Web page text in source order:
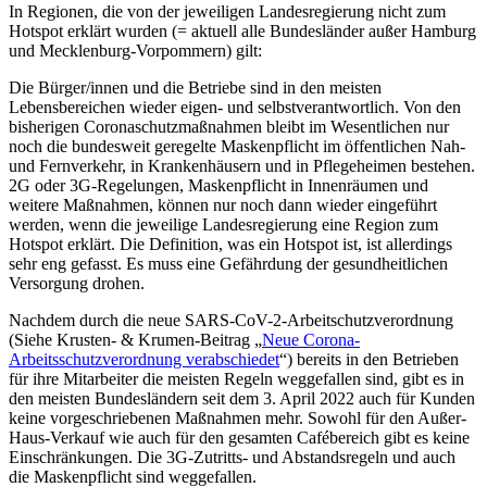
In Regionen, die von der jeweiligen Landesregierung nicht zum
Hotspot erklärt wurden (= aktuell alle Bundesländer außer Hamburg
und Mecklenburg-Vorpommern) gilt:
Die Bürger/innen und die Betriebe sind in den meisten
Lebensbereichen wieder eigen- und selbstverantwortlich. Von den
bisherigen Coronaschutzmaßnahmen bleibt im Wesentlichen nur
noch die bundesweit geregelte Maskenpflicht im öffentlichen Nah-
und Fernverkehr, in Krankenhäusern und in Pflegeheimen bestehen.
2G oder 3G-Regelungen, Maskenpflicht in Innenräumen und
weitere Maßnahmen, können nur noch dann wieder eingeführt
werden, wenn die jeweilige Landesregierung eine Region zum
Hotspot erklärt. Die Definition, was ein Hotspot ist, ist allerdings
sehr eng gefasst. Es muss eine Gefährdung der gesundheitlichen
Versorgung drohen.
Nachdem durch die neue SARS-CoV-2-Arbeitschutzverordnung
(Siehe Krusten- & Krumen-Beitrag „Neue Corona-
Arbeitsschutzverordnung verabschiedet“) bereits in den Betrieben
für ihre Mitarbeiter die meisten Regeln weggefallen sind, gibt es in
den meisten Bundesländern seit dem 3. April 2022 auch für Kunden
keine vorgeschriebenen Maßnahmen mehr. Sowohl für den Außer-
Haus-Verkauf wie auch für den gesamten Cafébereich gibt es keine
Einschränkungen. Die 3G-Zutritts- und Abstandsregeln und auch
die Maskenpflicht sind weggefallen.